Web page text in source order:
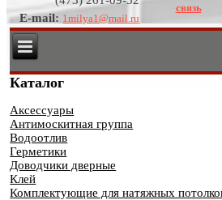
E-mail: 1milya1@mail.ru
связь
Каталог
Аксессуары
Антимоскитная группа
Водоотлив
Герметики
Доводчики дверные
Клей
Комплектующие для натяжных